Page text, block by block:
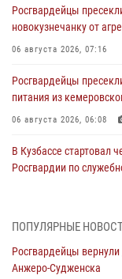
Росгвардейцы
новокузнечанку от
06 августа 2026, 07:16
Росгвардейцы
питания из
06 августа 2026, 06:08
В Кузбассе стартовал
Росгвардии по
Росгвардейцы
05 августа 2026, 09:30
ПОПУЛЯРНЫЕ
Росгвардейцы
Анжеро-Судженска